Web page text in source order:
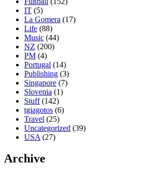
IT (5)
La Gomera (17)
Life (88)
Music (44)
NZ (200)
PM (4)
Portugal (14)
Publishing (3)
Singapore (7)
Slovenia (1)
Stuff(142)
tgiagotos (6)
Travel (25)
Uncategorized (39)
USA (27)
Archive